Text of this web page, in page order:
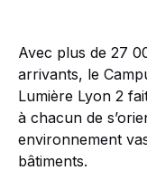
Avec plus de 27
arrivants, le
Lumière Lyon 2
à chacun de
environnement
bâtiments.